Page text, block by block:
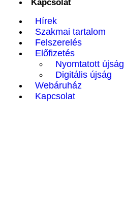
Kapcsolat
Hírek
Szakmai tartalom
Felszerelés
Előfizetés
Nyomtatott újság
Digitális újság
Webáruház
Kapcsolat